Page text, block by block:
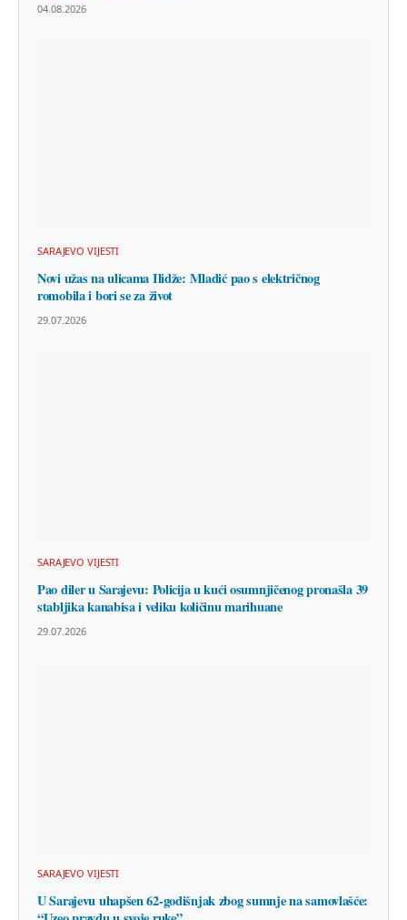
04.08.2026
SARAJEVO VIJESTI
Novi užas na ulicama Ilidže: Mladić pao s električnog
romobila i bori se za život
29.07.2026
SARAJEVO VIJESTI
Pao diler u Sarajevu: Policija u kući osumnjičenog pronašla 39
stabljika kanabisa i veliku količinu marihuane
29.07.2026
SARAJEVO VIJESTI
U Sarajevu uhapšen 62-godišnjak zbog sumnje na samovlašće: